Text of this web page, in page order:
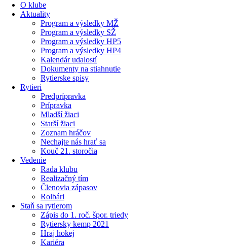
O klube
Aktuality
Program a výsledky MŽ
Program a výsledky SŽ
Program a výsledky HP5
Program a výsledky HP4
Kalendár udalostí
Dokumenty na stiahnutie
Rytierske spisy
Rytieri
Predprípravka
Prípravka
Mladší žiaci
Starší žiaci
Zoznam hráčov
Nechajte nás hrať sa
Kouč 21. storočia
Vedenie
Rada klubu
Realizačný tím
Členovia zápasov
Rolbári
Staň sa rytierom
Zápis do 1. roč. špor. triedy
Rytiersky kemp 2021
Hraj hokej
Kariéra